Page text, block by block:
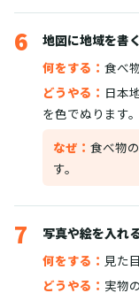
6
地図に地域を書く
何をする： 食べ
どうやる： 日本
を色でぬります。
なぜ： 食べ物
す。
7
写真や絵を入れ
何をする： 見た
どうやる： 実物